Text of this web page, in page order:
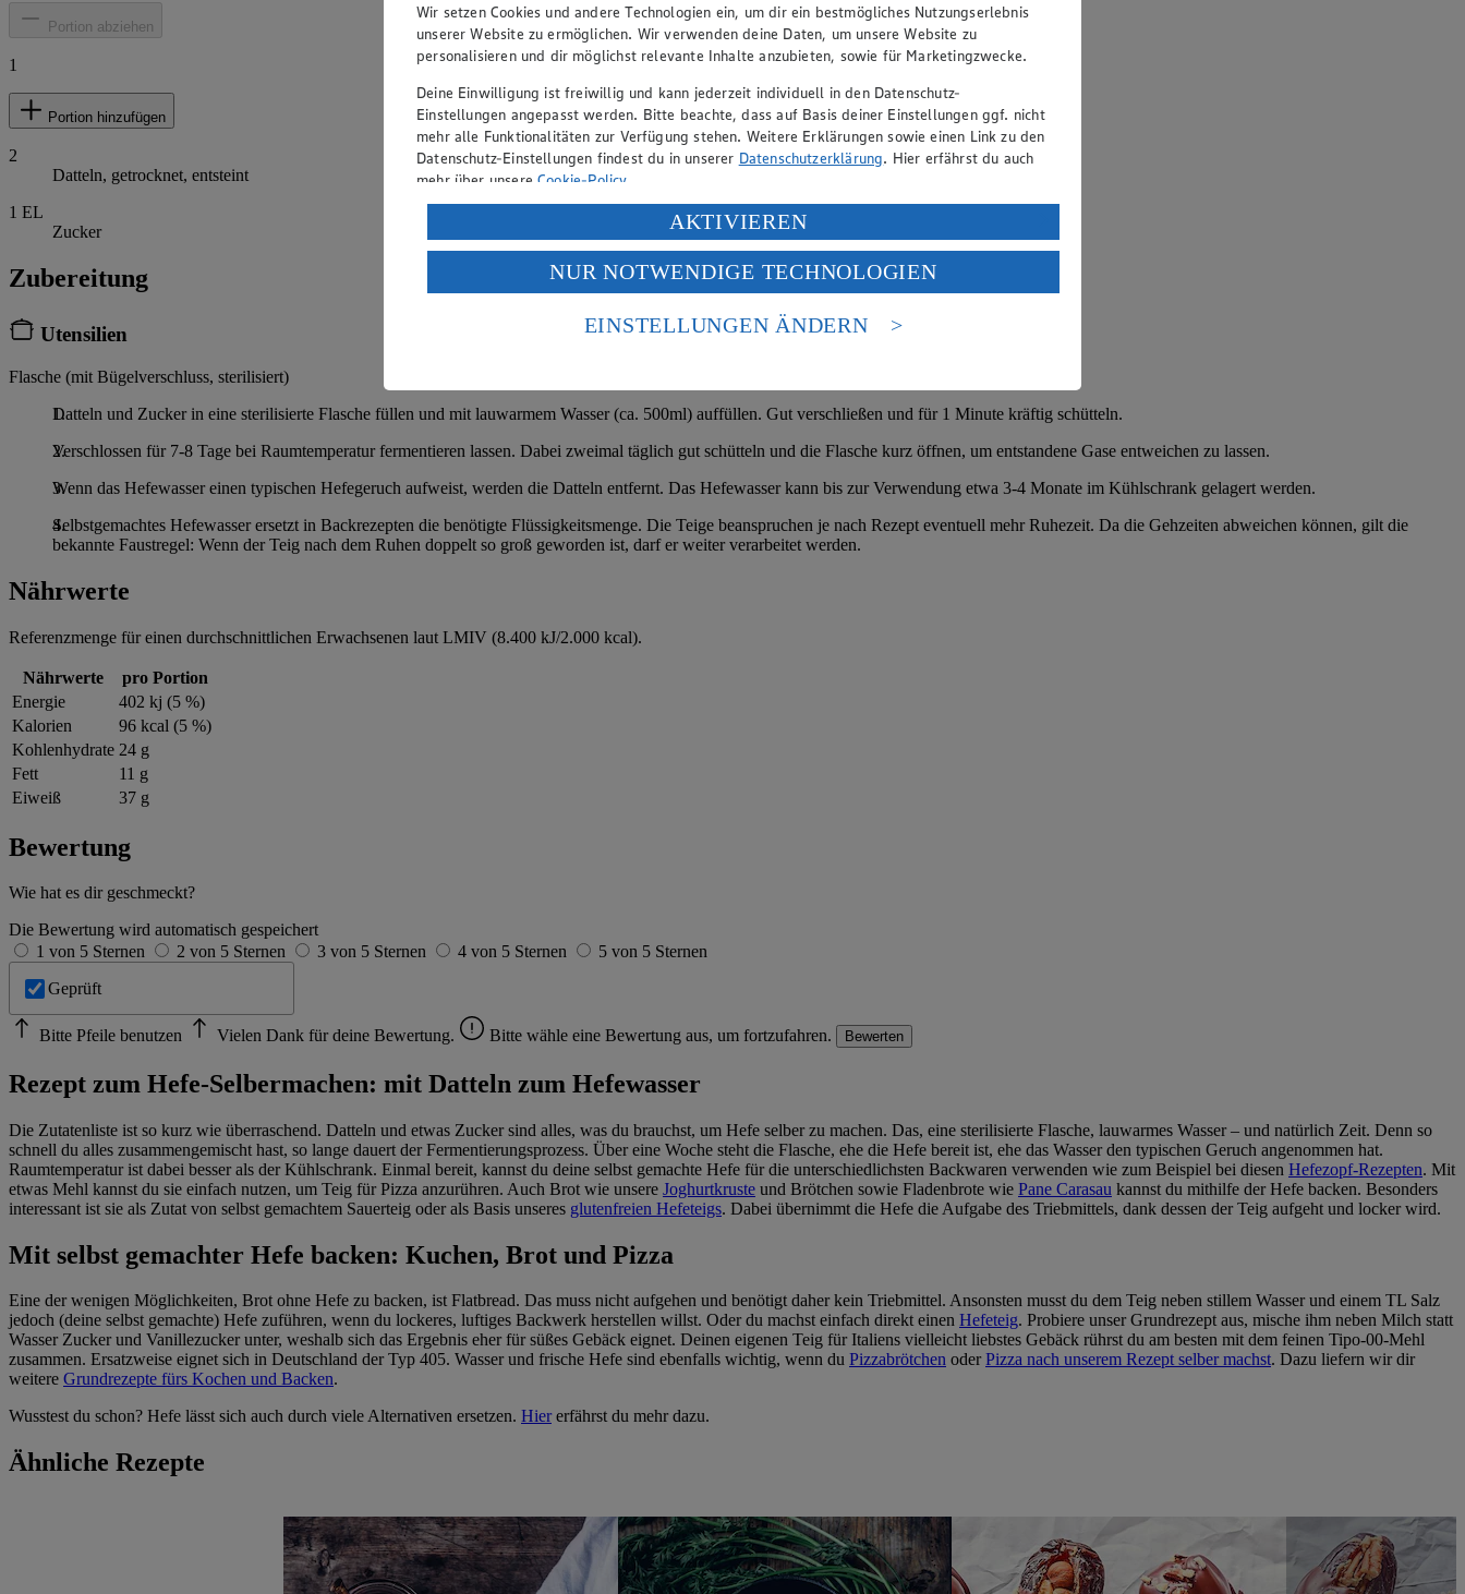
Portion abziehen
1
Portion hinzufügen
2
Datteln, getrocknet, entsteint
1 EL
Zucker
Zubereitung
Utensilien
Flasche (mit Bügelverschluss, sterilisiert)
Datteln und Zucker in eine sterilisierte Flasche füllen und mit lauwarmem Wasser (ca. 500ml) auffüllen. Gut verschließen und für 1 Minute kräftig schütteln.
Verschlossen für 7-8 Tage bei Raumtemperatur fermentieren lassen. Dabei zweimal täglich gut schütteln und die Flasche kurz öffnen, um entstandene Gase entweichen zu lassen.
Wenn das Hefewasser einen typischen Hefegeruch aufweist, werden die Datteln entfernt. Das Hefewasser kann bis zur Verwendung etwa 3-4 Monate im Kühlschrank gelagert werden.
Selbstgemachtes Hefewasser ersetzt in Backrezepten die benötigte Flüssigkeitsmenge. Die Teige beanspruchen je nach Rezept eventuell mehr Ruhezeit. Da die Gehzeiten abweichen können, gilt die
bekannte Faustregel: Wenn der Teig nach dem Ruhen doppelt so groß geworden ist, darf er weiter verarbeitet werden.
Nährwerte
Referenzmenge für einen durchschnittlichen Erwachsenen laut LMIV (8.400 kJ/2.000 kcal).
Nährwerte
pro Portion
Energie
402 kj (5 %)
Kalorien
96 kcal (5 %)
Kohlenhydrate 24 g
Fett
11 g
Eiweiß
37 g
Bewertung
Wie hat es dir geschmeckt?
Die Bewertung wird automatisch gespeichert
1 von 5 Sternen
2 von 5 Sternen 3 von 5 Sternen 4 von 5 Sternen
5 von 5 Sternen
Geprüft
Bitte Pfeile benutzen Vielen Dank für deine Bewertung. Bitte wähle eine Bewertung aus, um fortzufahren. Bewerten
Rezept zum Hefe-Selbermachen: mit Datteln zum Hefewasser
Die Zutatenliste ist so kurz wie überraschend. Datteln und etwas Zucker sind alles, was du brauchst, um Hefe selber zu machen. Das, eine sterilisierte Flasche, lauwarmes Wasser – und natürlich Zeit. Denn so
schnell du alles zusammengemischt hast, so lange dauert der Fermentierungsprozess. Über eine Woche steht die Flasche, ehe die Hefe bereit ist, ehe das Wasser den typischen Geruch angenommen hat.
Raumtemperatur ist dabei besser als der Kühlschrank. Einmal bereit, kannst du deine selbst gemachte Hefe für die unterschiedlichsten Backwaren verwenden wie zum Beispiel bei diesen Hefezopf-Rezepten. Mit
etwas Mehl kannst du sie einfach nutzen, um Teig für Pizza anzurühren. Auch Brot wie unsere Joghurtkruste und Brötchen sowie Fladenbrote wie Pane Carasau kannst du mithilfe der Hefe backen. Besonders
interessant ist sie als Zutat von selbst gemachtem Sauerteig oder als Basis unseres glutenfreien Hefeteigs. Dabei übernimmt die Hefe die Aufgabe des Triebmittels, dank dessen der Teig aufgeht und locker wird.
Mit selbst gemachter Hefe backen: Kuchen, Brot und Pizza
Eine der wenigen Möglichkeiten, Brot ohne Hefe zu backen, ist Flatbread. Das muss nicht aufgehen und benötigt daher kein Triebmittel. Ansonsten musst du dem Teig neben stillem Wasser und einem TL Salz
jedoch (deine selbst gemachte) Hefe zuführen, wenn du lockeres, luftiges Backwerk herstellen willst. Oder du machst einfach direkt einen Hefeteig. Probiere unser Grundrezept aus, mische ihm neben Milch statt
Wasser Zucker und Vanillezucker unter, weshalb sich das Ergebnis eher für süßes Gebäck eignet. Deinen eigenen Teig für Italiens vielleicht liebstes Gebäck rührst du am besten mit dem feinen Tipo-00-Mehl
zusammen. Ersatzweise eignet sich in Deutschland der Typ 405. Wasser und frische Hefe sind ebenfalls wichtig, wenn du Pizzabrötchen oderPizza nach unserem Rezept selber machst. Dazu liefern wir dir
weitere Grundrezepte fürs Kochen und Backen.
Wusstest du schon? Hefe lässt sich auch durch viele Alternativen ersetzen. Hiererfährst du mehr dazu.
Ähnliche Rezepte
Wir setzen Cookies und andere Technologien ein, um dir ein bestmögliches Nutzungserlebnis
unserer Website zu ermöglichen. Wir verwenden deine Daten, um unsere Website zu
personalisieren und dir möglichst relevante Inhalte anzubieten, sowie für Marketingzwecke.
Deine Einwilligung ist freiwillig und kann jederzeit individuell in den Datenschutz-
Einstellungen angepasst werden. Bitte beachte, dass auf Basis deiner Einstellungen ggf. nicht
mehr alle Funktionalitäten zur Verfügung stehen. Weitere Erklärungen sowie einen Link zu den
Datenschutz-Einstellungen findest du in unserer Datenschutzerklärung. Hier erfährst du auch
mehr über unsereCookie-Policy.
Verarbeitung deiner personenbezogenen Daten in den USA durch Facebook und YouTube:
Wenn du auf „Aktivieren“ klickst, willigst du im Sinne des Art. 49 Abs. 1 Satz 1 lit. a) DSGVO
ein, dass deine Daten in den USA verarbeitet werden. Der EuGH sieht die USA als Land mit
einem nach europäischen Standards nicht angemessenen Datenschutzniveau an. Es besteht das
Risiko eines Zugriffs durch US-amerikanische Behörden.
AKTIVIEREN
NUR NOTWENDIGE TECHNOLOGIEN
EINSTELLUNGEN ÄNDERN